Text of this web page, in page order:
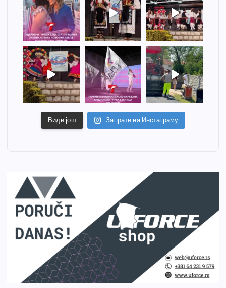
Види још Запрати на Инстаграму